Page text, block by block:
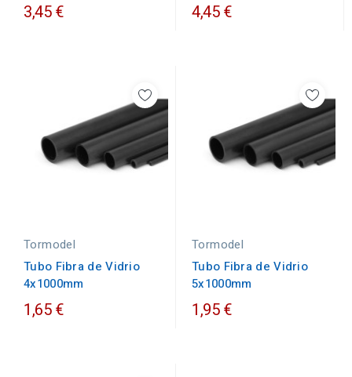
3,45 € 4,45 €
Tormodel
Tubo Fibra de Vidrio
4x1000mm
1,65 €
Tormodel
Tubo Fibra de Vidrio
5x1000mm
1,95 €